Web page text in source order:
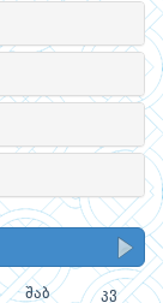
შაბ კვ